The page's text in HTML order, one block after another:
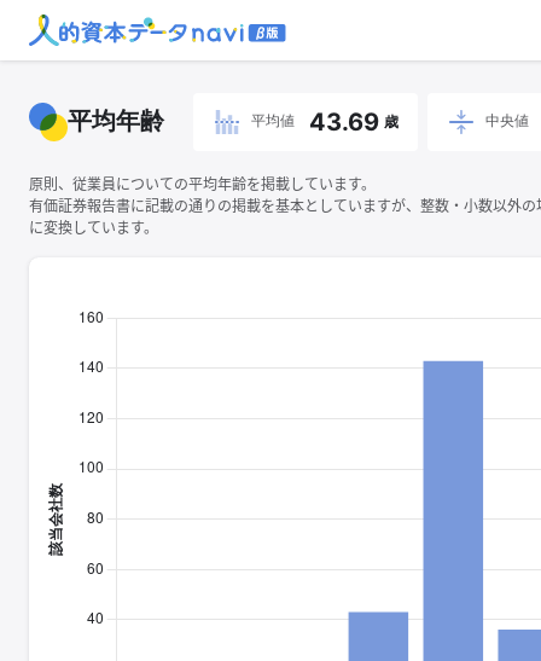
平均年齢 平均値 43.69 歳 中央値
原則、従業員についての平均年齢を掲載しています。
有価証券報告書に記載の通りの掲載を基本としていますが、整数・小数以外
に変換しています。